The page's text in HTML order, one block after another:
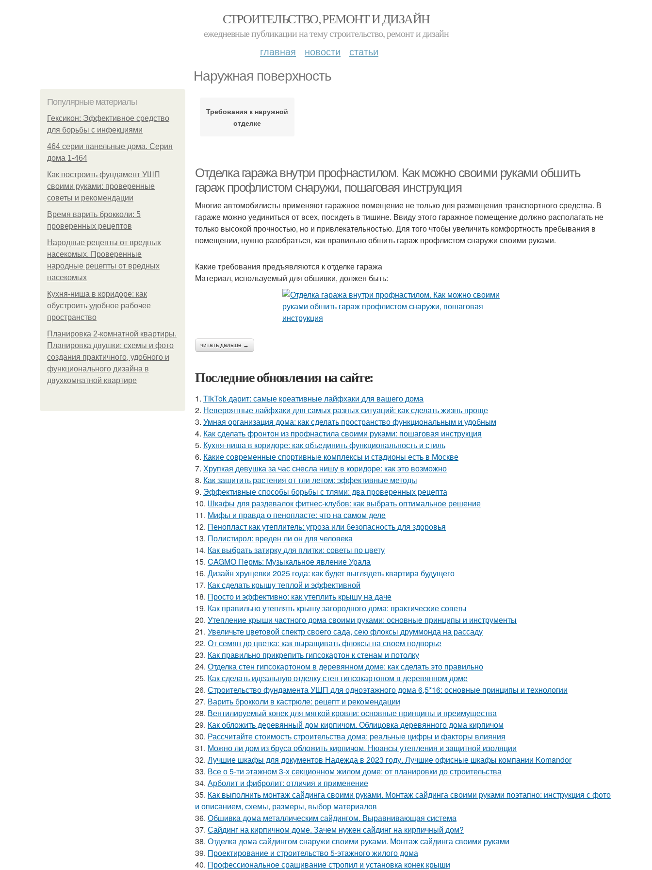
СТРОИТЕЛЬСТВО, РЕМОНТ И ДИЗАЙН
ежедневные публикации на тему строительство, ремонт и дизайн
главная новости статьи
Наружная поверхность
Популярные материалы
Гексикон: Эффективное средство
для борьбы с инфекциями
464 серии панельные дома. Серия
дома 1-464
Как построить фундамент УШП
своими руками: проверенные
советы и рекомендации
Время варить брокколи: 5
проверенных рецептов
Народные рецепты от вредных
насекомых. Проверенные
народные рецепты от вредных
насекомых
Кухня-ниша в коридоре: как
обустроить удобное рабочее
пространство
Планировка 2-комнатной квартиры.
Планировка двушки: схемы и фото
создания практичного, удобного и
функционального дизайна в
двухкомнатной квартире
Требования к наружной
отделке
Отделка гаража внутри профнастилом. Как можно своими руками обшить
гараж профлистом снаружи, пошаговая инструкция
Многие автомобилисты применяют гаражное помещение не только для размещения транспортного средства. В
гараже можно уединиться от всех, посидеть в тишине. Ввиду этого гаражное помещение должно располагать не
только высокой прочностью, но и привлекательностью. Для того чтобы увеличить комфортность пребывания в
помещении, нужно разобраться, как правильно обшить гараж профлистом снаружи своими руками.
Какие требования предъявляются к отделке гаража
Материал, используемый для обшивки, должен быть:
читать дальше →
Последние обновления на сайте:
1. TikTok дарит: самые креативные лайфхаки для вашего дома
2. Невероятные лайфхаки для самых разных ситуаций: как сделать жизнь проще
3. Умная организация дома: как сделать пространство функциональным и удобным
4. Как сделать фронтон из профнастила своими руками: пошаговая инструкция
5. Кухня-ниша в коридоре: как объединить функциональность и стиль
6. Какие современные спортивные комплексы и стадионы есть в Москве
7. Хрупкая девушка за час снесла нишу в коридоре: как это возможно
8. Как защитить растения от тли летом: эффективные методы
9. Эффективные способы борьбы с тлями: два проверенных рецепта
10. Шкафы для раздевалок фитнес-клубов: как выбрать оптимальное решение
11. Мифы и правда о пенопласте: что на самом деле
12. Пенопласт как утеплитель: угроза или безопасность для здоровья
13. Полистирол: вреден ли он для человека
14. Как выбрать затирку для плитки: советы по цвету
15. CAGMO Пермь: Музыкальное явление Урала
16. Дизайн хрущевки 2025 года: как будет выглядеть квартира будущего
17. Как сделать крышу теплой и эффективной
18. Просто и эффективно: как утеплить крышу на даче
19. Как правильно утеплять крышу загородного дома: практические советы
20. Утепление крыши частного дома своими руками: основные принципы и инструменты
21. Увеличьте цветовой спектр своего сада, сею флоксы друммонда на рассаду
22. От семян до цветка: как выращивать флоксы на своем подворье
23. Как правильно прикрепить гипсокартон к стенам и потолку
24. Отделка стен гипсокартоном в деревянном доме: как сделать это правильно
25. Как сделать идеальную отделку стен гипсокартоном в деревянном доме
26. Строительство фундамента УШП для одноэтажного дома 6,5*16: основные принципы и технологии
27. Варить брокколи в кастрюле: рецепт и рекомендации
28. Вентилируемый конек для мягкой кровли: основные принципы и преимущества
29. Как обложить деревянный дом кирпичом. Облицовка деревянного дома кирпичом
30. Рассчитайте стоимость строительства дома: реальные цифры и факторы влияния
31. Можно ли дом из бруса обложить кирпичом. Нюансы утепления и защитной изоляции
32. Лучшие шкафы для документов Надежда в 2023 году. Лучшие офисные шкафы компании Komandor
33. Все о 5-ти этажном 3-х секционном жилом доме: от планировки до строительства
34. Арболит и фибролит: отличия и применение
35. Как выполнить монтаж сайдинга своими руками. Монтаж сайдинга своими руками поэтапно: инструкция с фото
и описанием, схемы, размеры, выбор материалов
36. Обшивка дома металлическим сайдингом. Выравнивающая система
37. Сайдинг на кирпичном доме. Зачем нужен сайдинг на кирпичный дом?
38. Отделка дома сайдингом снаружи своими руками. Монтаж сайдинга своими руками
39. Проектирование и строительство 5-этажного жилого дома
40. Профессиональное сращивание стропил и установка конек крыши